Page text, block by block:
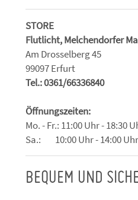
STORE
Flutlicht, Melchendorfer
Am Drosselberg 45
99097 Erfurt
Tel.: 0361/66336840
Öffnungszeiten:
Mo. - Fr.: 11:00 Uhr - 18:30
Sa.: 10:00 Uhr - 14:00 Uhr
BEQUEM UND